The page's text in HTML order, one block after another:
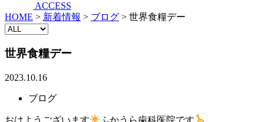
ACCESS
HOME > 新着情報 > ブログ > 世界食糧デー
世界食糧デー
2023.10.16
ブログ
おはようございます ふかうら歯科医院です